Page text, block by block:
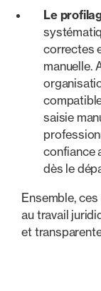
Le
correctes
manuelle.
saisie
confiance
dès le
Ensemble,
au travail
et